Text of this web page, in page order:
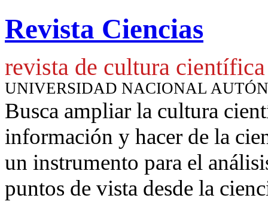
Revista Ciencias
revista de cultura científica
UNIVERSIDAD NACIONAL
Busca ampliar la cultura
información y hacer de la
un instrumento para el
puntos de vista desde la